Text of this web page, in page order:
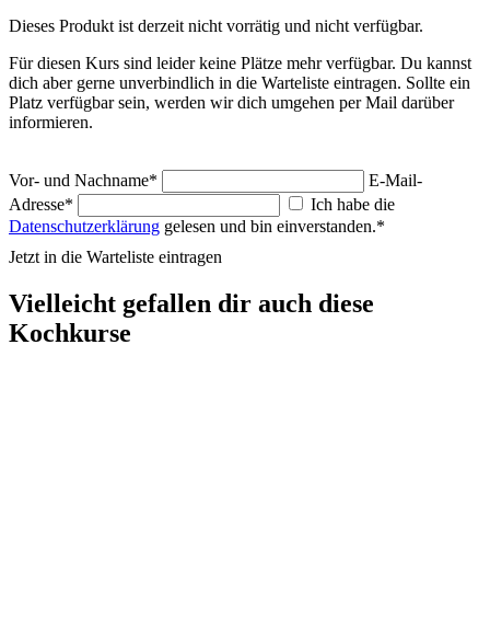
Dieses Produkt ist derzeit nicht vorrätig und nicht verfügbar.
Für diesen Kurs sind leider keine Plätze mehr verfügbar. Du kannst
dich aber gerne unverbindlich in die Warteliste eintragen. Sollte ein
Platz verfügbar sein, werden wir dich umgehen per Mail darüber
informieren.
Vor- und Nachname*
E-Mail-
Adresse*
Ich habe die
Datenschutzerklärung gelesen und bin einverstanden.*
Jetzt in die Warteliste eintragen
Vielleicht gefallen dir auch diese
Kochkurse